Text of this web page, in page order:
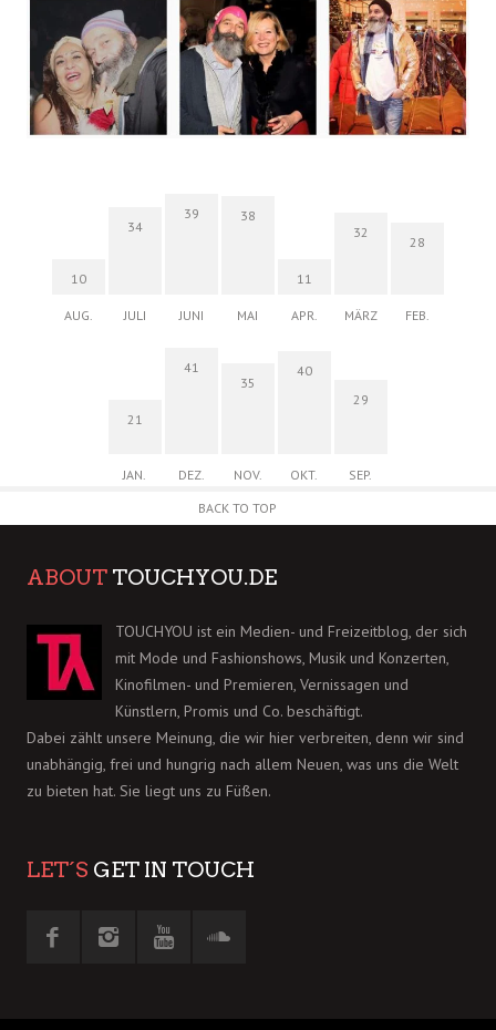
10
AUG.
34
JULI
39
JUNI
38
MAI
11
APR.
32
MÄRZ
28
FEB.
21
JAN.
41
DEZ.
35
NOV.
40
OKT.
29
SEP.
BACK TO TOP
ABOUT TOUCHYOU.DE
TOUCHYOU ist ein Medien- und Freizeitblog, der sich
mit Mode und Fashionshows, Musik und Konzerten,
Kinofilmen- und Premieren, Vernissagen und
Künstlern, Promis und Co. beschäftigt.
Dabei zählt unsere Meinung, die wir hier verbreiten, denn wir sind
unabhängig, frei und hungrig nach allem Neuen, was uns die Welt
zu bieten hat. Sie liegt uns zu Füßen.
LET´S GET IN TOUCH